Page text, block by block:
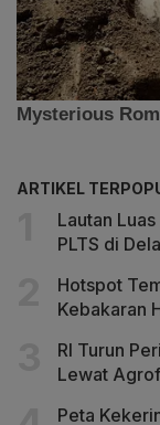
ARTIKEL
Lautan
PLTS di
Hotspot
Kebakaran
RI Turun
Lewat
Peta